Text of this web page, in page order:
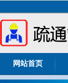
网站首页